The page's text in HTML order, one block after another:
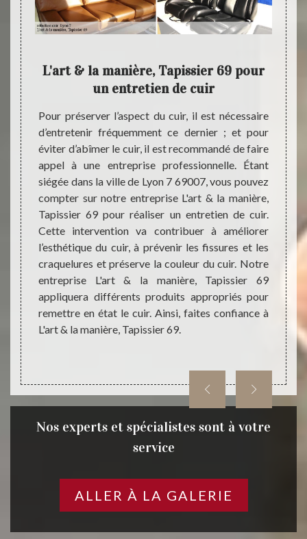
de
7
69,
de
prix
L'art & la manière, Tapissier 69 pour
un entretien de cuir
Pour préserver l’aspect du cuir, il est nécessaire
d’entretenir fréquemment ce dernier ; et pour
éviter d’abîmer le cuir, il est recommandé de faire
appel à une entreprise professionnelle. Étant
siégée dans la ville de Lyon 7 69007, vous pouvez
compter sur notre entreprise L'art & la manière,
Tapissier 69 pour réaliser un entretien de cuir.
Cette intervention va contribuer à améliorer
l’esthétique du cuir, à prévenir les fissures et les
craquelures et préserve la couleur du cuir. Notre
entreprise L'art & la manière, Tapissier 69
appliquera différents produits appropriés pour
remettre en état le cuir. Ainsi, faites confiance à
L'art & la manière, Tapissier 69.
sont
que,
L'art
les
Nos experts et spécialistes sont à votre
service
ALLER À LA GALERIE